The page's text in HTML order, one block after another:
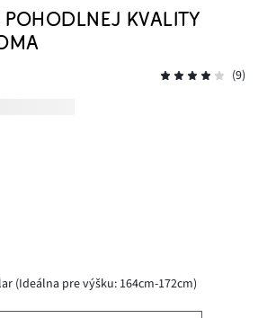
KVALITY
(9)
(Ideálna pre výšku: 164cm-172cm)